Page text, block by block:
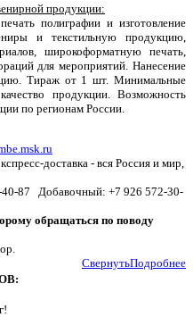
продукции:
полиграфии и изготовление
и текстильную продукцию,
широкоформатную печать,
для мероприятий. Нанесение
Тираж от 1 шт. Минимальные
продукции. Возможность
по регионам России.
доставка - вся Россия и мир,
40-87 Добавочный: +7 926 572-30-
обращаться по поводу
Подробнее
Свернуть